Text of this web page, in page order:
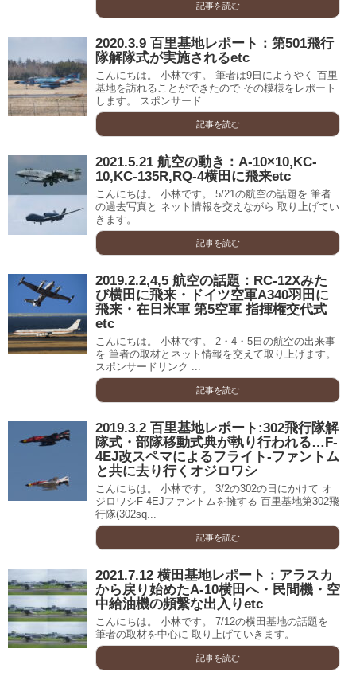
記事を読む
2020.3.9 百里基地レポート：第501飛行
隊解隊式が実施されるetc
こんにちは。 小林です。 筆者は9日にようやく 百里
基地を訪れることができたので その模様をレポート
します。 スポンサード...
記事を読む
2021.5.21 航空の動き：A-10×10,KC-
10,KC-135R,RQ-4横田に飛来etc
こんにちは。 小林です。 5/21の航空の話題を 筆者
の過去写真と ネット情報を交えながら 取り上げてい
きます。
記事を読む
2019.2.2,4,5 航空の話題：RC-12Xみた
び横田に飛来・ドイツ空軍A340羽田に
飛来・在日米軍 第5空軍 指揮権交代式
etc
こんにちは。 小林です。 2・4・5日の航空の出来事
を 筆者の取材とネット情報を交えて取り上げます。
スポンサードリンク ...
記事を読む
2019.3.2 百里基地レポート:302飛行隊解
隊式・部隊移動式典が執り行われる…F-
4EJ改スペマによるフライト-ファントム
と共に去り行くオジロワシ
こんにちは。 小林です。 3/2の302の日にかけて オ
ジロワシF-4EJファントムを擁する 百里基地第302飛
行隊(302sq...
記事を読む
2021.7.12 横田基地レポート：アラスカ
から戻り始めたA-10横田へ・民間機・空
中給油機の頻繫な出入りetc
こんにちは。 小林です。 7/12の横田基地の話題を
筆者の取材を中心に 取り上げていきます。
記事を読む